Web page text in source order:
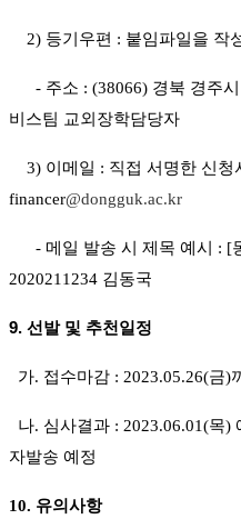
2) 등기우편 : 붙임파일을 작
- 주소 : (38066) 경북 경주
비스팀 교외장학담당자
3) 이메일 : 직접 서명한 신청
financer@dongguk.ac.kr
- 메일 발송 시 제목 예시 : [
2020211234 김동국
9. 선발 및 추천일정
가. 접수마감 : 2023.05.26(금)
나. 심사결과 : 2023.06.01(목)
자발송 예정
10. 유의사항